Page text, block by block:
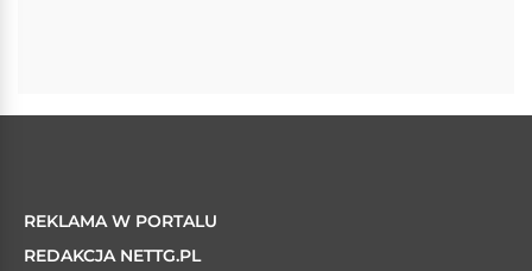
REKLAMA W PORTALU
REDAKCJA NETTG.PL